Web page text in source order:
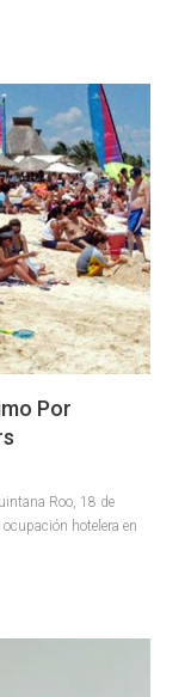
Por
Roo, 18 de
hotelera en